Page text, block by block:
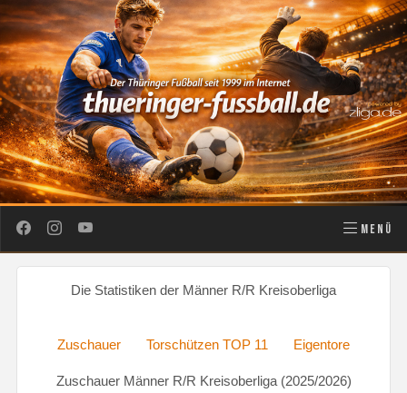
MENÜ
Die Statistiken der Männer R/R Kreisoberliga
Zuschauer Torschützen TOP 11 Eigentore
Zuschauer Männer R/R Kreisoberliga (2025/2026)